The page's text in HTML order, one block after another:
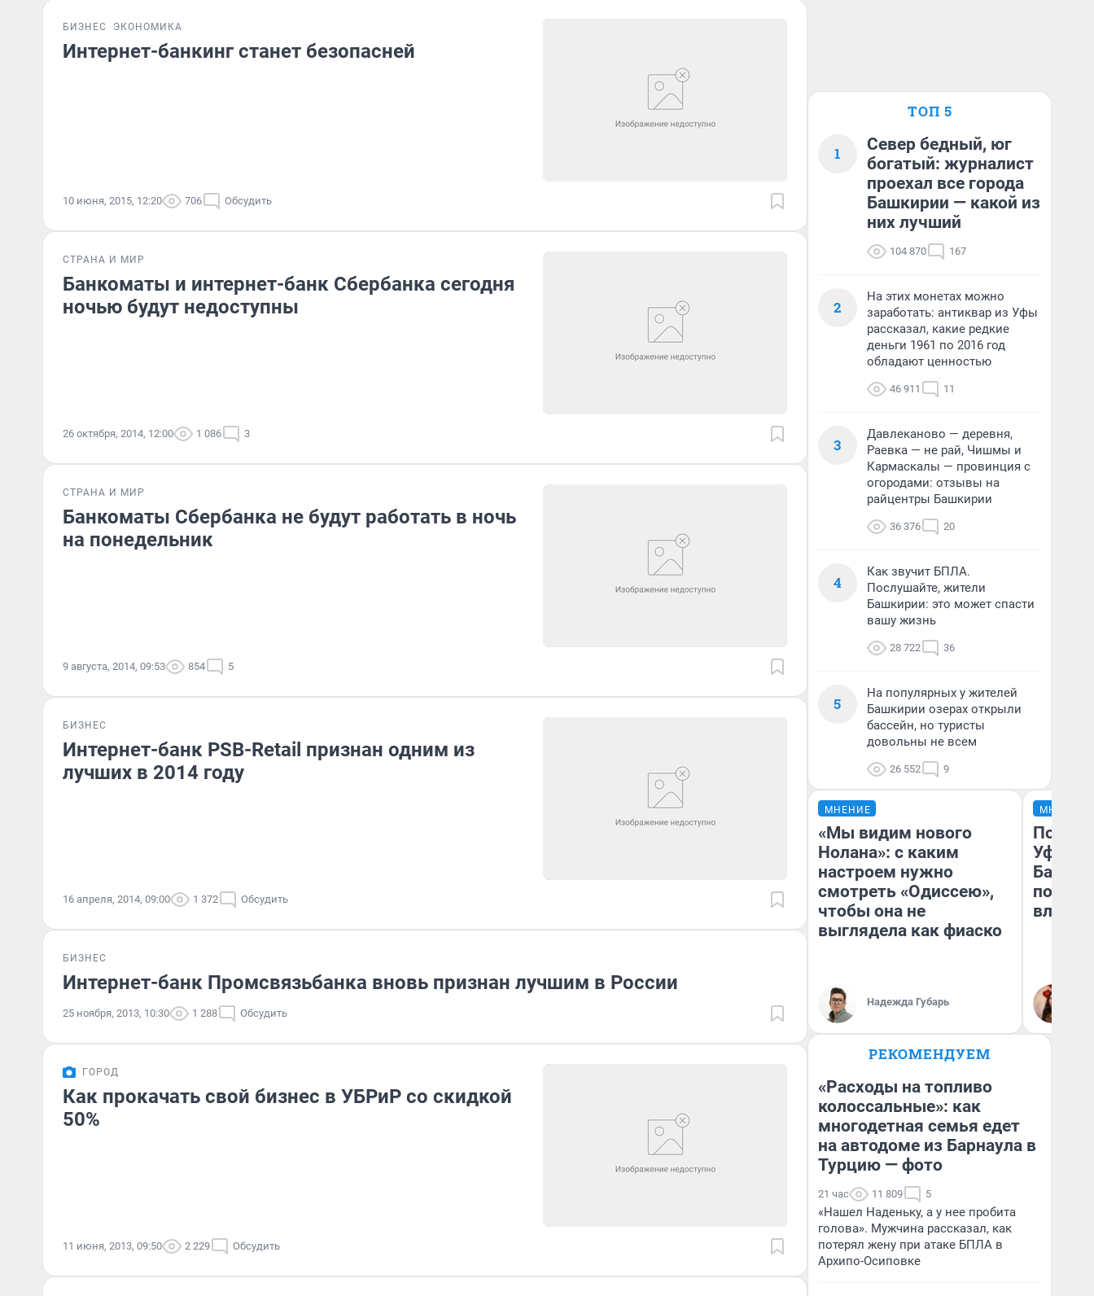
БИЗНЕС ЭКОНОМИКА
Интернет-банкинг станет безопасней
10 июня, 2015, 12:20 706 Обсудить
СТРАНА И МИР
Банкоматы и интернет-банк Сбербанка сегодня
ночью будут недоступны
26 октября, 2014, 12:00 1 086 3
СТРАНА И МИР
Банкоматы Сбербанка не будут работать в ночь
на понедельник
9 августа, 2014, 09:53 854 5
БИЗНЕС
Интернет-банк PSB-Retail признан одним из
лучших в 2014 году
16 апреля, 2014, 09:00 1 372 Обсудить
БИЗНЕС
Интернет-банк Промсвязьбанка вновь признан лучшим в России
25 ноября, 2013, 10:30 1 288 Обсудить
ГОРОД
Как прокачать свой бизнес в УБРиР со скидкой
50%
11 июня, 2013, 09:50 2 229 Обсудить
ТОП 5
1
Север бедный, юг
богатый: журналист
проехал все города
Башкирии — какой из
них лучший
104 870 167
2
На этих монетах можно
заработать: антиквар из Уфы
рассказал, какие редкие
деньги 1961 по 2016 год
обладают ценностью
46 911 11
3
Давлеканово — деревня,
Раевка — не рай, Чишмы и
Кармаскалы — провинция с
огородами: отзывы на
райцентры Башкирии
36 376 20
4
Как звучит БПЛА.
Послушайте, жители
Башкирии: это может спасти
вашу жизнь
28 722 36
5
На популярных у жителей
Башкирии озерах открыли
бассейн, но туристы
довольны не всем
26 552 9
МНЕНИЕ
«Мы видим нового
Нолана»: с каким
настроем нужно
смотреть «Одиссею»,
чтобы она не
выглядела как фиаско
Надежда Губарь
МНЕНИЕ
Уфы:
РЕКОМЕНДУЕМ
«Расходы на топливо
колоссальные»: как
многодетная семья едет
на автодоме из Барнаула в
Турцию — фото
21 час 11 809 5
«Нашел Наденьку, а у нее пробита
голова». Мужчина рассказал, как
потерял жену при атаке БПЛА в
Архипо-Осиповке